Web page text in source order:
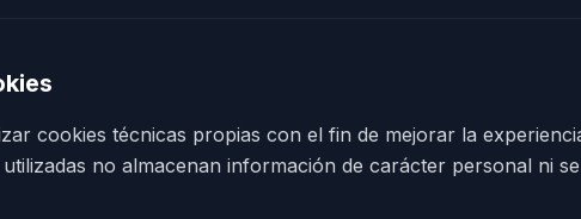
cookies técnicas propias con el fin de mejorar la
no almacenan información de carácter personal ni